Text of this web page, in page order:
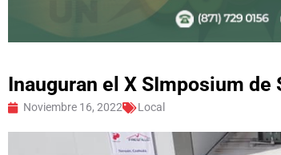
Inauguran el X SImposium de
Noviembre 16, 2022 Local